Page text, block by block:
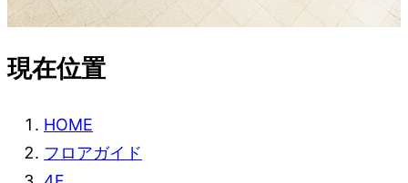
現在位置
HOME
フロアガイド